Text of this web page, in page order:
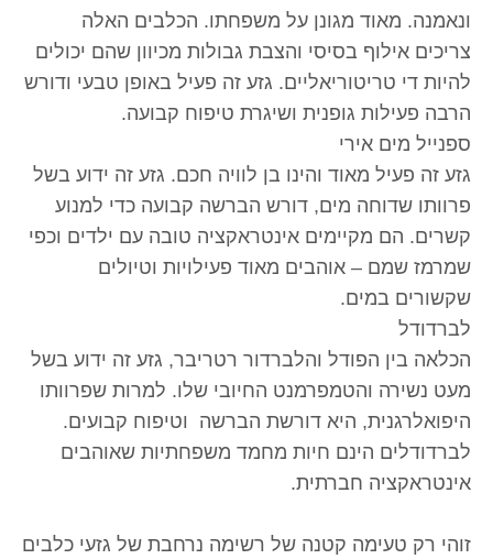
ונאמנה. מאוד מגונן על משפחתו. הכלבים האלה
צריכים אילוף בסיסי והצבת גבולות מכיוון שהם יכולים
להיות די טריטוריאליים. גזע זה פעיל באופן טבעי ודורש
הרבה פעילות גופנית ושיגרת טיפוח קבועה.
ספנייל מים אירי
גזע זה פעיל מאוד והינו בן לוויה חכם. גזע זה ידוע בשל
פרוותו שדוחה מים, דורש הברשה קבועה כדי למנוע
קשרים. הם מקיימים אינטראקציה טובה עם ילדים וכפי
שמרמז שמם – אוהבים מאוד פעילויות וטיולים
שקשורים במים.
לברדודל
הכלאה בין הפודל והלברדור רטריבר, גזע זה ידוע בשל
מעט נשירה והטמפרמנט החיובי שלו. למרות שפרוותו
היפואלרגנית, היא דורשת הברשה וטיפוח קבועים.
לברדודלים הינם חיות מחמד משפחתיות שאוהבים
אינטראקציה חברתית.
זוהי רק טעימה קטנה של רשימה נרחבת של גזעי כלבים